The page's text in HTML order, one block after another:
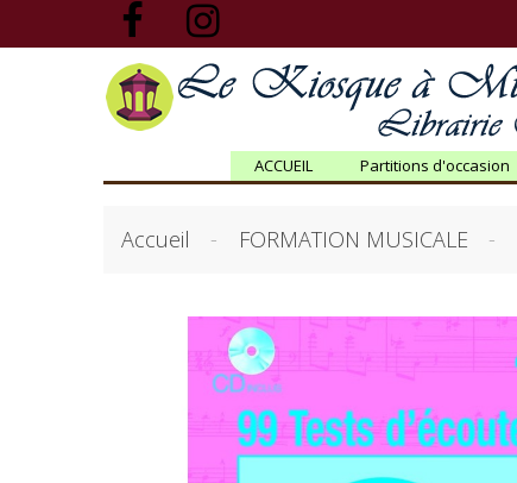
ACCUEIL Partitions d'occasion
Accueil FORMATION MUSICALE